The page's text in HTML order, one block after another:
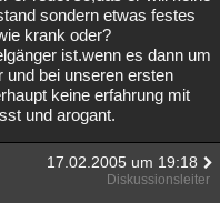
sondern etwas festes
krank oder?
ist.wenn es dann um
und bei unseren ersten
keine erfahrung mit
und arogant.
17.02.2005 um 19:18
Diskussionsleiter